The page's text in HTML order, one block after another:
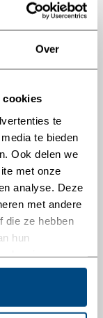
Over
cookies
te
te bieden
Ook delen we
met onze
analyse. Deze
met andere
die ze hebben
hun
aanpassen.
ga je akkoord
in
van
Transport
zien, te
Hiervoor
de
deze
te
VDH